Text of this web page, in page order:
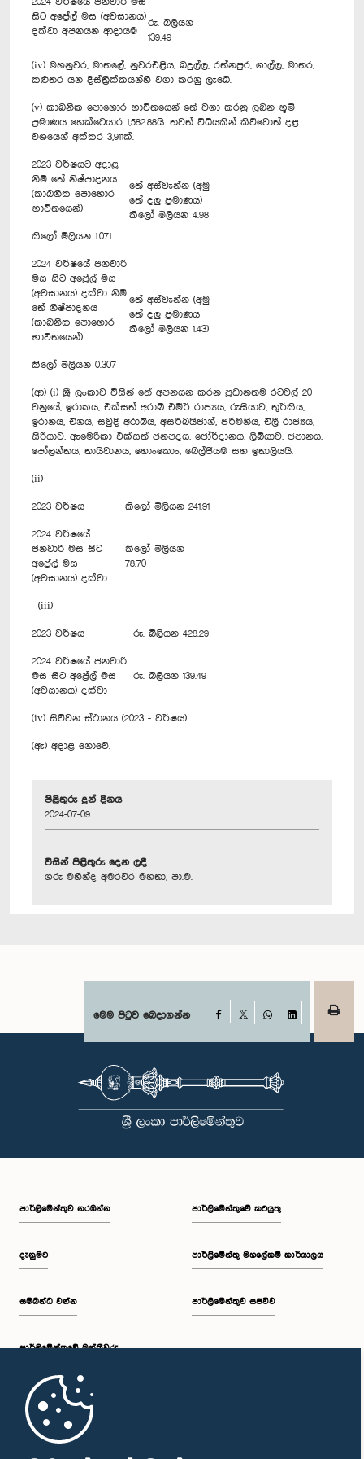
සිට අප්‍රේල් මස (අවසානය)
දක්වා අපනයන ආදායම
රු. බිලියන
139.49
(iv) මහනුවර, මාතලේ, නුවරඑළිය, බදුල්ල, රත්නපුර, ගාල්ල, මාතර,
කළුතර යන දිස්ත්‍රික්කයන්හි වගා කරනු ලැබේ.
(v) කාබනික පොහොර භාවිතයෙන් තේ වගා කරනු ලබන භූමි
ප්‍රමාණය හෙක්ටෙයාර 1,582.88යි. තවත් විධියකින් කිව්වොත් දළ
වශයෙන් අක්කර 3,911ක්.
2023 වර්ෂයට අදාළ
නිමි තේ නිෂ්පාදනය
(කාබනික පොහොර
භාවිතයෙන්)
කිලෝ මිලියන 1.071
තේ අස්වැන්න (අමු
තේ දලු ප්‍රමාණය)
කිලෝ මිලියන 4.98
2024 වර්ෂයේ ජනවාරි
මස සිට අප්‍රේල් මස
(අවසානය) දක්වා නිමි
තේ නිෂ්පාදනය
(කාබනික පොහොර
භාවිතයෙන්)
කිලෝ මිලියන 0.307
තේ අස්වැන්න (අමු
තේ දලු ප්‍රමාණය
කිලෝ මිලියන 1.43)
(ආ) (i) ශ්‍රී ලංකාව විසින් තේ අපනයන කරන ප්‍රධානතම රටවල් 20
වනුයේ, ඉරාකය, එක්සත් අරාබි එමීර් රාජ්‍යය, රුසියාව, තුර්කිය,
ඉරානය, චීනය, සවුදි අරාබිය, අසර්බයිජාන්, ජර්මනිය, චිලී රාජ්‍යය,
සිරියාව, ඇමෙරිකා එක්සත් ජනපදය, ජෝර්දානය, ලිබියාව, ජපානය,
පෝලන්තය, තායිවානය, හොංකොං, බෙල්ජියම සහ ඉතාලියයි.
(ii)
2023 වර්ෂය කිලෝ මිලියන 241.91
2024 වර්ෂයේ
ජනවාරි මස සිට
අප්‍රේල් මස
(අවසානය) දක්වා
කිලෝ මිලියන
78.70
(iii)
2023 වර්ෂය රු. බිලියන 428.29
2024 වර්ෂයේ ජනවාරි
මස සිට අප්‍රේල් මස
(අවසානය) දක්වා
රු. බිලියන 139.49
(iv) සිව්වන ස්ථානය (2023 - වර්ෂය)
(ඇ) අදාළ නොවේ.
පිළිතුරු දුන් දිනය
2024-07-09
විසින් පිළිතුරු දෙන ලදී
ගරු මහින්ද අමරවීර මහතා, පා.ම.
මෙම පිටුව බෙදාගන්න Facebook
WhatsAppLinkedIn
පාර්ලි‌මේන්තුව නරඹන්න
දැනුමට
සම්බන්ධ වන්න
පාර්ලි‌මේන්තුවේ මන්ත්‍රීවරු
මුල් පිටුව
පාර්ලිමේන්තුවේ කටයුතු
පාර්ලිමේන්තු මහලේකම් කාර්යාලය
පාර්ලිමේන්තුව සජීවීව